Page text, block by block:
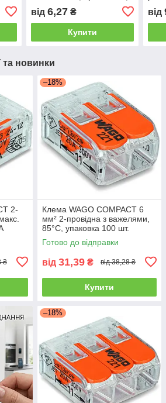
від 6,27₴
Купити
100
від
та новинки
2-
₴
–18%
Клема WAGO COMPACT 6
мм² 2-провідна з важелями,
85°C, упаковка 100 шт.
Готово до відправки
від 31,39 ₴ від 38,28 ₴
Купити
–18%